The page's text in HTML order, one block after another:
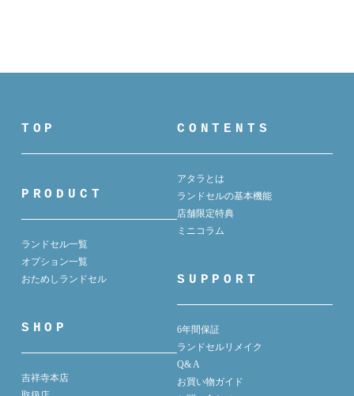
TOP
PRODUCT
ランドセル一覧
オプション一覧
おためしランドセル
SHOP
吉祥寺本店
CONTENTS
アタラとは
ランドセルの基本機能
店舗限定特典
ミニコラム
SUPPORT
6年間保証
ランドセルリメイク
Q& A
お買い物ガイド